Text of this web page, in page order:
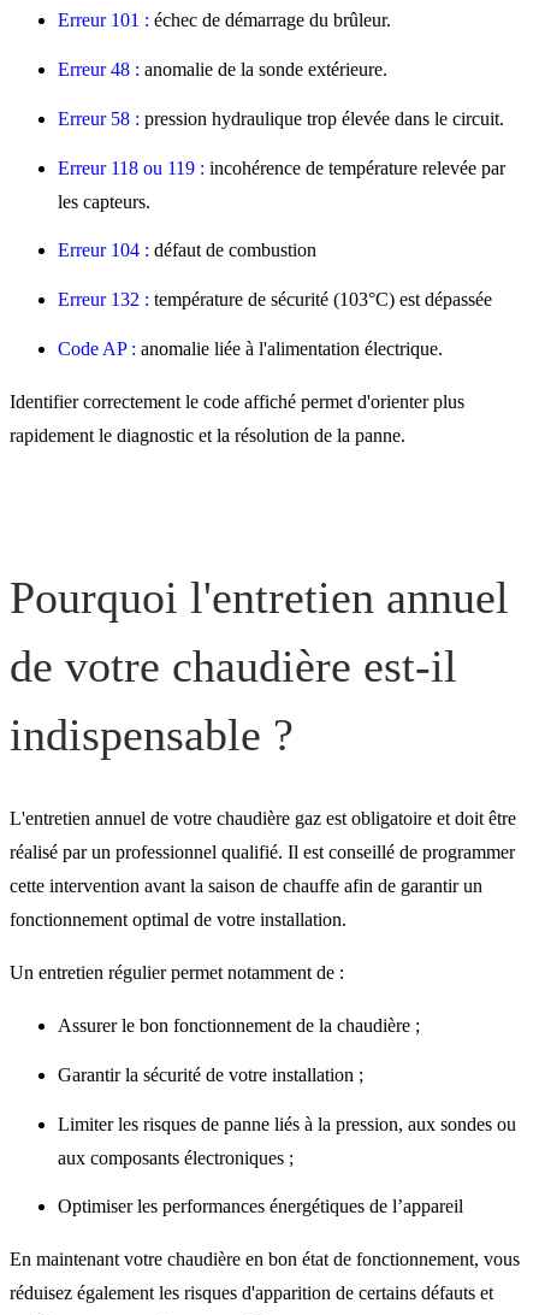
Erreur 101 : échec de démarrage du brûleur.
Erreur 48 : anomalie de la sonde extérieure.
Erreur 58 : pression hydraulique trop élevée dans le circuit.
Erreur 118 ou 119 : incohérence de température relevée par
les capteurs.
Erreur 104 : défaut de combustion
Erreur 132 : température de sécurité (103°C) est dépassée
Code AP : anomalie liée à l'alimentation électrique.
Identifier correctement le code affiché permet d'orienter plus
rapidement le diagnostic et la résolution de la panne.
Pourquoi l'entretien annuel
de votre chaudière est-il
indispensable ?
L'entretien annuel de votre chaudière gaz est obligatoire et doit être
réalisé par un professionnel qualifié. Il est conseillé de programmer
cette intervention avant la saison de chauffe afin de garantir un
fonctionnement optimal de votre installation.
Un entretien régulier permet notamment de :
Assurer le bon fonctionnement de la chaudière ;
Garantir la sécurité de votre installation ;
Limiter les risques de panne liés à la pression, aux sondes ou
aux composants électroniques ;
Optimiser les performances énergétiques de l’appareil
En maintenant votre chaudière en bon état de fonctionnement, vous
réduisez également les risques d'apparition de certains défauts et